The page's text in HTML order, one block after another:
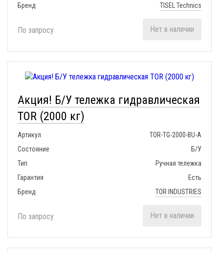
Бренд
TISEL Technics
По запросу Нет в наличии
Акция! Б/У тележка гидравлическая
TOR (2000 кг)
Артикул
TOR-TG-2000-BU-A
Состояние
Б/У
Тип
Ручная тележка
Гарантия
Есть
Бренд
TOR INDUSTRIES
По запросу Нет в наличии